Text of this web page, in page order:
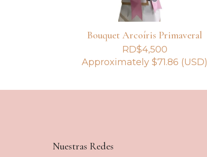
Bouquet Arcoíris Primaveral
RD$4,500
Approximately$71.86 (USD)
Nuestras Redes